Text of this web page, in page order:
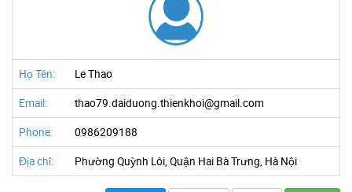
Họ Tên: Le Thao
Email: thao79.daiduong.thienkhoi@gmail.com
Phone: 0986209188
Địa chỉ: Phường Quỳnh Lôi, Quận Hai Bà Trưng, Hà Nội